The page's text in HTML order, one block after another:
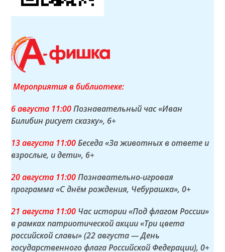
Мероприятия в библиотеке:
6 августа 11:00Познавательный час «Иван
Билибин рисует сказку», 6+
13 августа 11:00Беседа «За животных в ответе и
взрослые, и дети», 6+
20 августа 11:00Познавательно-игровая
программа «С днём рождения, Чебурашка», 0+
21 августа 11:00 Час истории «Под флагом России»
в рамках патриотической акции «Три цвета
российской славы» (22 августа — День
государственного флага Российской Федерации), 0+